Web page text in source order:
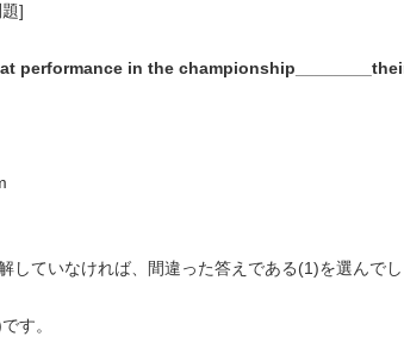
]
performance in the
していなければ、間違った答えである(1)を選んでし
す。